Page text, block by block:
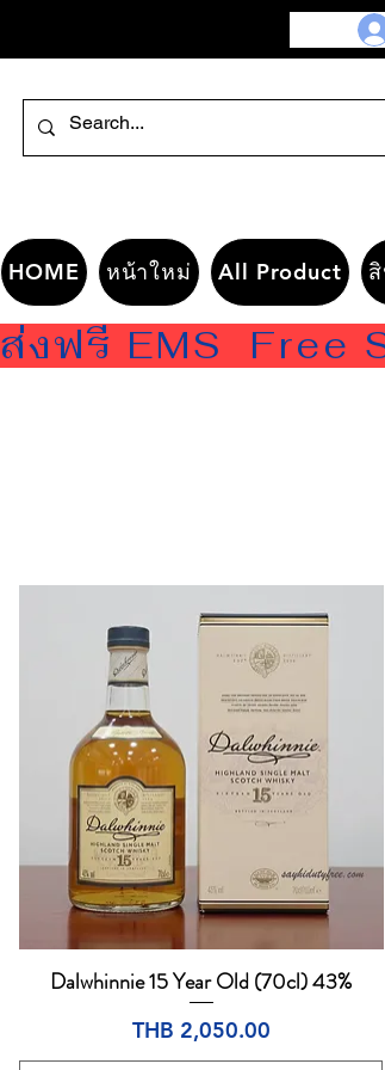
HOME หน้าใหม่ All Product
ส่งฟรี EMS  Free
Quick View
Dalwhinnie 15 Year Old (70cl) 43%
Price
THB 2,050.00